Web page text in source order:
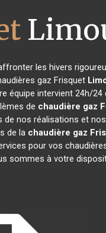
les hivers
gaz Frisquet
équipe intervient 24h/
de chaudière gaz
nos réalisations et
de la chaudière gaz
pour vos
sommes à votre